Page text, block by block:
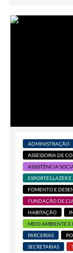
ADMINISTRAÇÃO
ASSESSORIA DE
ASSISTÊNCIA
ESPORTES,LAZER
FOMENTO E
FUNDAÇÃO DE
HABITAÇÃO
MEIO AMBIENTE E
PARCERIAS
SECRETARIAS